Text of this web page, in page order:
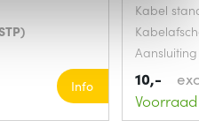
Info
Kabel
10,-
Voorraad